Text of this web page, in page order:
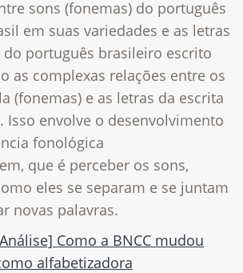
sons (fonemas) do português
em suas variedades e as letras
do português brasileiro escrito
as complexas relações entre os
(fonemas) e as letras da escrita
Isso envolve o desenvolvimento
fonológica
que é perceber os sons,
eles se separam e se juntam
novas palavras.
Como a BNCC mudou
alfabetizadora